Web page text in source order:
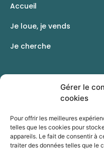
Gérer le
cookies
Pour offrir les meilleures
telles que les cookies pour
appareils. Le fait de consentir à
traiter des données telles que le
Accueil
Je loue, je vends
Je cherche